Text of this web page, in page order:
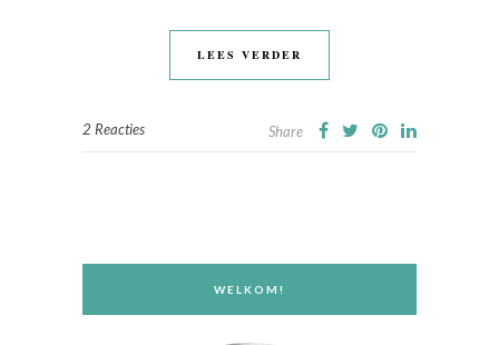
LEES VERDER
2 Reacties Share
WELKOM!